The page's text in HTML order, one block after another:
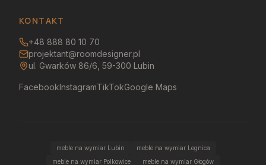
KONTAKT
+48 888 80 10 70
projektant@roomdesigner.pl
ul. Gwarków 86/6, 59-300 Lubin
FacebookInstagramTikTokGoogle Maps
meble na wymiar Lubin
meble na wymiar Legnica
meble na wymiar Polkowice
meble na wymiar Głogów